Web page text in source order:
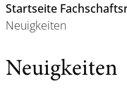
Startseite
Neuigkeiten
Neuigkeiten